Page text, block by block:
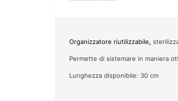
Organizzatore riutilizzabile,
Permette di sistemare in maniera
Lunghezza disponibile: 30 cm